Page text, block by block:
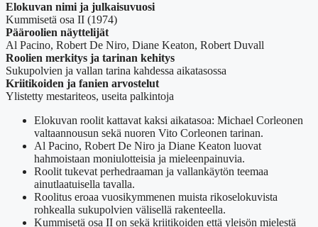
Elokuvan nimi ja julkaisuvuosi
Kummisetä osa II (1974)
Pääroolien näyttelijät
Al Pacino, Robert De Niro, Diane Keaton, Robert Duvall
Roolien merkitys ja tarinan kehitys
Sukupolvien ja vallan tarina kahdessa aikatasossa
Kriitikoiden ja fanien arvostelut
Ylistetty mestariteos, useita palkintoja
Elokuvan roolit kattavat kaksi aikatasoa: Michael Corleonen
valtaannousun sekä nuoren Vito Corleonen tarinan.
Al Pacino, Robert De Niro ja Diane Keaton luovat
hahmoistaan moniulotteisia ja mieleenpainuvia.
Roolit tukevat perhedraaman ja vallankäytön teemaa
ainutlaatuisella tavalla.
Roolitus eroaa vuosikymmenen muista rikoselokuvista
rohkealla sukupolvien välisellä rakenteella.
Kummisetä osa II on sekä kriitikoiden että yleisön mielestä